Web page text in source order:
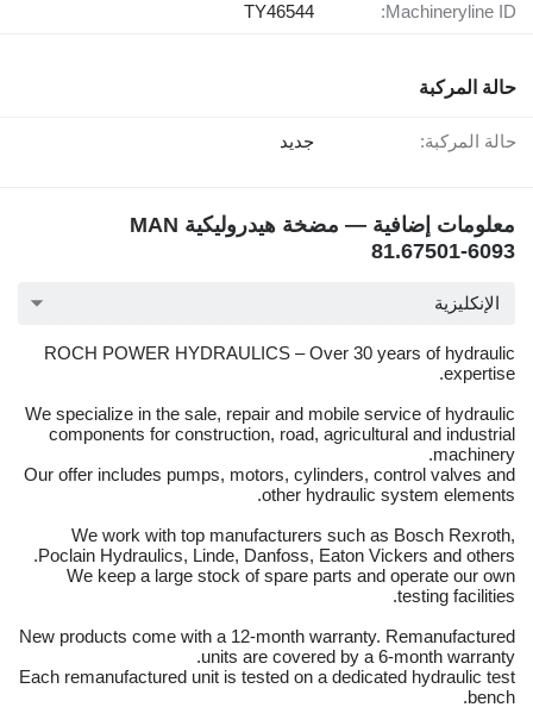
Machineryline ID:
TY46544
حالة المركبة
حالة المركبة: جديد
معلومات إضافية — مضخة هيدروليكية MAN
81.67501-6093
الإنكليزية
ROCH POWER HYDRAULICS – Over 30 years of hydraulic
expertise.
We specialize in the sale, repair and mobile service of hydraulic
components for construction, road, agricultural and industrial
machinery.
Our offer includes pumps, motors, cylinders, control valves and
other hydraulic system elements.
We work with top manufacturers such as Bosch Rexroth,
Poclain Hydraulics, Linde, Danfoss, Eaton Vickers and others.
We keep a large stock of spare parts and operate our own
testing facilities.
New products come with a 12-month warranty. Remanufactured
units are covered by a 6-month warranty.
Each remanufactured unit is tested on a dedicated hydraulic test
bench.